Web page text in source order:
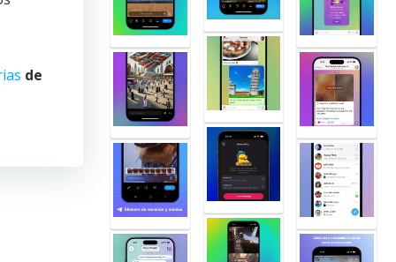
de